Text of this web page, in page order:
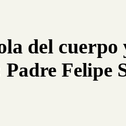
del
Padre Felipe